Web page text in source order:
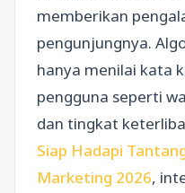
memberikan
pengunjungnya.
hanya menilai kata
pengguna seperti
dan tingkat
Siap Hadapi
Marketing 2026,